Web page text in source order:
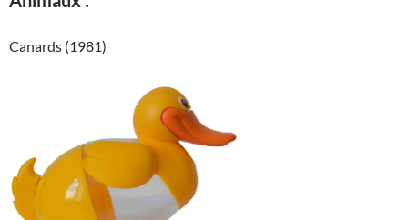
Canards (1981)